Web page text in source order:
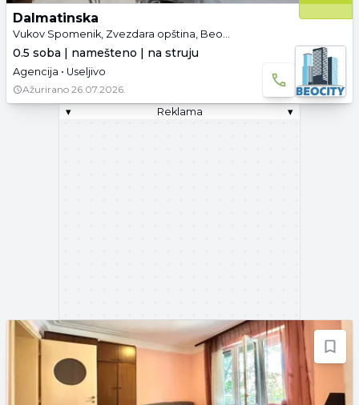
Dalmatinska
Vukov Spomenik, Zvezdara opština, Beograd
0.5 soba | namešteno | na struju
Agencija • Useljivo
Ažurirano 26.07.2026.
▾
Reklama ▾